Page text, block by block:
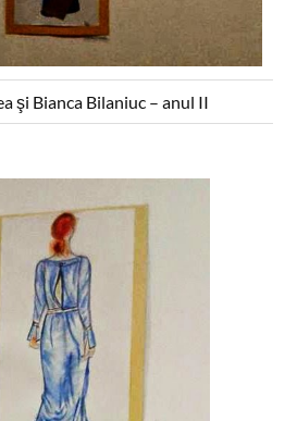
şi Bianca Bilaniuc – anul II